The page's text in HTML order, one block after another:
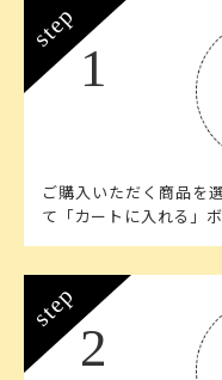
step
1
ご購入いただく商品を
て「カートに入れる」
step
2